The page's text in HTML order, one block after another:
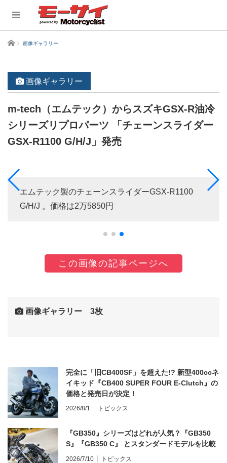
ホーム 画像ギャラリー
画像ギャラリー
m-tech（エムテック）からスズキGSX-R油冷
シリーズリプロパーツ 「チェーンスライダー
GSX-R1100 G/H/J」発売
エムテック製のチェーンスライダーGSX-R1100
G/H/J 。価格は2万5850円
この画像の記事ページへ
画像ギャラリー 3枚
完全に「旧CB400SF」を超えた!? 新型400ccネ
イキッド『CB400 SUPER FOUR E-Clutch』の
価格と発売日が決定！
2026/8/1 トピックス
『GB350』シリーズはどれが人気？『GB350
S』『GB350 C』 とスタンダードモデルを比較
2026/7/10 トピックス